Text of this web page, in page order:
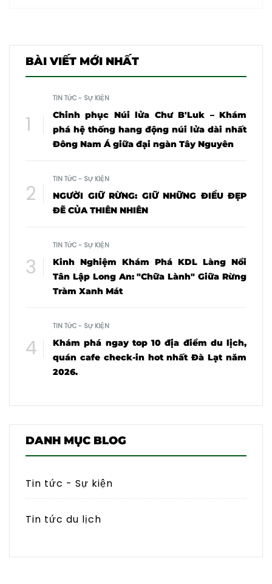
BÀI VIẾT MỚI NHẤT
TIN TỨC - SỰ KIỆN
Chinh phục Núi lửa Chư B'Luk – Khám
phá hệ thống hang động núi lửa dài nhất
Đông Nam Á giữa đại ngàn Tây Nguyên
TIN TỨC - SỰ KIỆN
NGƯỜI GIỮ RỪNG: GIỮ NHỮNG ĐIỀU ĐẸP
ĐẼ CỦA THIÊN NHIÊN
TIN TỨC - SỰ KIỆN
Kinh Nghiệm Khám Phá KDL Làng Nổi
Tân Lập Long An: "Chữa Lành" Giữa Rừng
Tràm Xanh Mát
TIN TỨC - SỰ KIỆN
Khám phá ngay top 10 địa điểm du lịch,
quán cafe check-in hot nhất Đà Lạt năm
2026.
DANH MỤC BLOG
Tin tức - Sự kiện
Tin tức du lịch